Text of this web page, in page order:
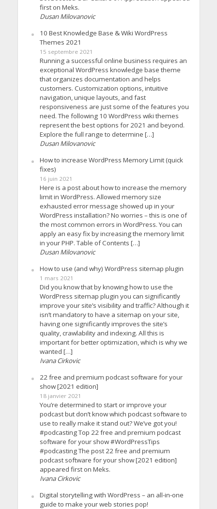
first on Meks.
Dusan Milovanovic
10 Best Knowledge Base & Wiki WordPress
Themes 2021
15 septembre 2021
Running a successful online business requires an
exceptional WordPress knowledge base theme
that organizes documentation and helps
customers. Customization options, intuitive
navigation, unique layouts, and fast
responsiveness are just some of the features you
need. The following 10 WordPress wiki themes
represent the best options for 2021 and beyond.
Explore the full range to determine […]
Dusan Milovanovic
How to increase WordPress Memory Limit (quick
fixes)
16 juin 2021
Here is a post about how to increase the memory
limit in WordPress. Allowed memory size
exhausted error message showed up in your
WordPress installation? No worries – this is one of
the most common errors in WordPress. You can
apply an easy fix by increasing the memory limit
in your PHP. Table of Contents […]
Dusan Milovanovic
How to use (and why) WordPress sitemap plugin
1 mars 2021
Did you know that by knowing how to use the
WordPress sitemap plugin you can significantly
improve your site’s visibility and traffic? Although it
isn’t mandatory to have a sitemap on your site,
having one significantly improves the site’s
quality, crawlability and indexing. All this is
important for better optimization, which is why we
wanted […]
Ivana Cirkovic
22 free and premium podcast software for your
show [2021 edition]
18 janvier 2021
You’re determined to start or improve your
podcast but don’t know which podcast software to
use to really make it stand out? We’ve got you!
#podcasting Top 22 free and premium podcast
software for your show #WordPressTips
#podcasting The post 22 free and premium
podcast software for your show [2021 edition]
appeared first on Meks.
Ivana Cirkovic
Digital storytelling with WordPress – an all-in-one
guide to make your web stories pop!